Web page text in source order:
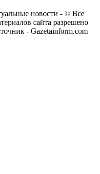
новости - © Все
сайта разрешено
- Gazetainform.com